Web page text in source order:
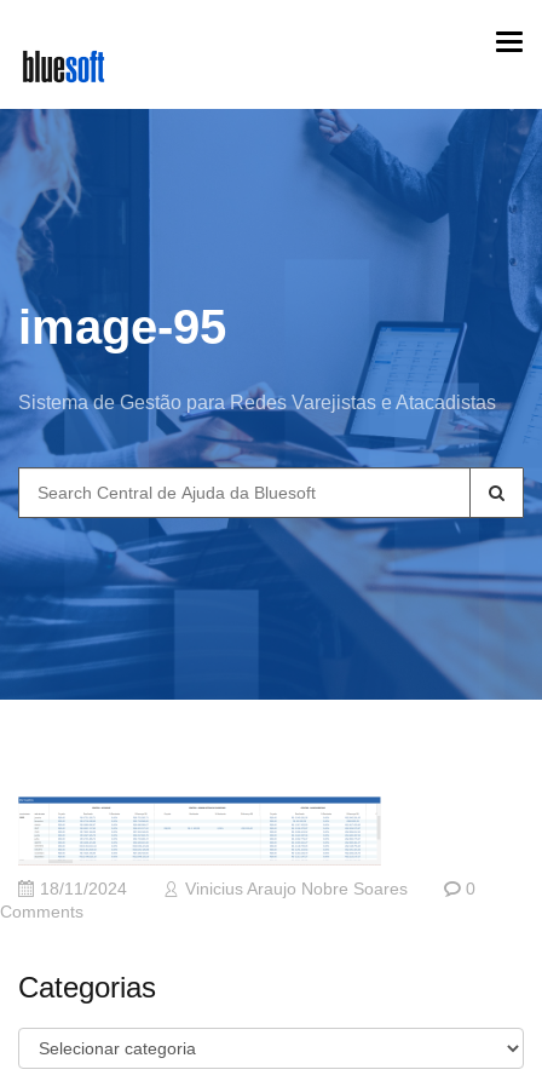
main
content
image-95
Sistema de Gestão para Redes Varejistas e Atacadistas
Search
for:
18/11/2024 Vinicius Araujo Nobre Soares
0
Comments
Categorias
Categorias